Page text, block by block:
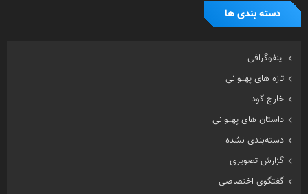
دسته بندی ها
اینفوگرافی
تازه های پهلوانی
خارج گود
داستان های پهلوانی
دسته‌بندی نشده
گزارش تصویری
گفتگوی اختصاصی